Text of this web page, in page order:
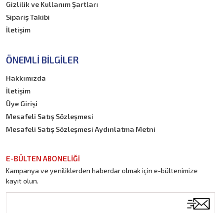
Gizlilik ve Kullanım Şartları
Sipariş Takibi
İletişim
ÖNEMLI BILGILER
Hakkımızda
İletişim
Üye Girişi
Mesafeli Satış Sözleşmesi
Mesafeli Satış Sözleşmesi Aydınlatma Metni
E-BÜLTEN ABONELİĞİ
Kampanya ve yeniliklerden haberdar olmak için e-bültenimize
kayıt olun.